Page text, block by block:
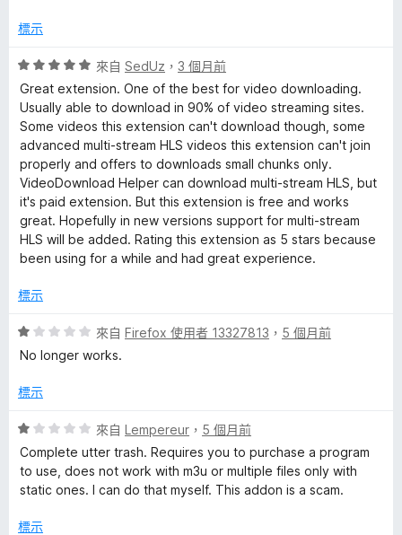
分
分
標示
評
價
5
分
，
滿
分
5
分
來自 SedUz ， 3 個月前
Great extension. One of the best for video downloading.
Usually able to download in 90% of video streaming sites.
Some videos this extension can't download though, some
advanced multi-stream HLS videos this extension can't join
properly and offers to downloads small chunks only.
VideoDownload Helper can download multi-stream HLS, but
it's paid extension. But this extension is free and works
great. Hopefully in new versions support for multi-stream
HLS will be added. Rating this extension as 5 stars because
been using for a while and had great experience.
標示
評
價
分
滿
分
5
分
來自 Firefox 使用者 13327813 ， 5 個月前
No longer works.
標示
評
價
1
分
滿
來自 Lempereur ， 5 個月前
Complete utter trash. Requires you to purchase a program
to use, does not work with m3u or multiple files only with
static ones. I can do that myself. This addon is a scam.
標示